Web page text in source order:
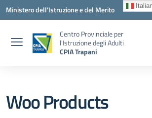
Vai ai contenuti
Vai al menu di navigazione
Vai al footer
Ministero dell'Istruzione e del Merito
Centro Provinciale per
l'Istruzione degli Adulti
CPIA Trapani
Woo Products